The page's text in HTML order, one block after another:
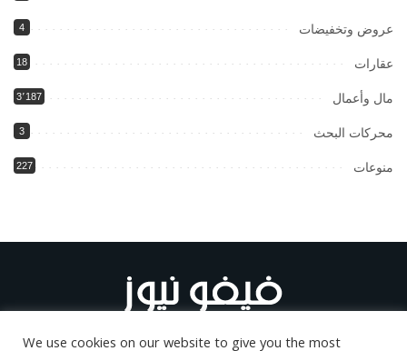
عروض وتخفيضات 4
عقارات 18
مال وأعمال 3٬187
محركات البحث 3
منوعات 227
We use cookies on our website to give you the most